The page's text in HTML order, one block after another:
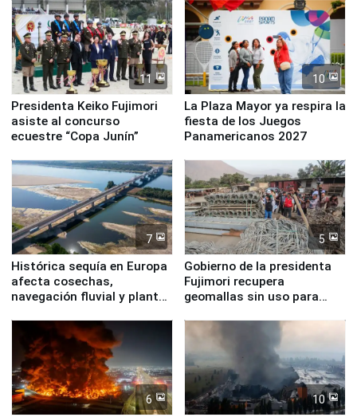
11
Presidenta Keiko Fujimori
asiste al concurso
ecuestre “Copa Junín”
10
La Plaza Mayor ya respira la
fiesta de los Juegos
Panamericanos 2027
7
Histórica sequía en Europa
afecta cosechas,
navegación fluvial y plantas
5
Gobierno de la presidenta
Fujimori recupera
geomallas sin uso para
Fenómeno El Niño
6 10